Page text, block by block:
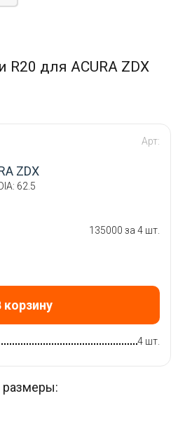
для ACURA ZDX
Арт:
ZDX
62.5
135000 за 4 шт.
корзину
4 шт.
размеры: